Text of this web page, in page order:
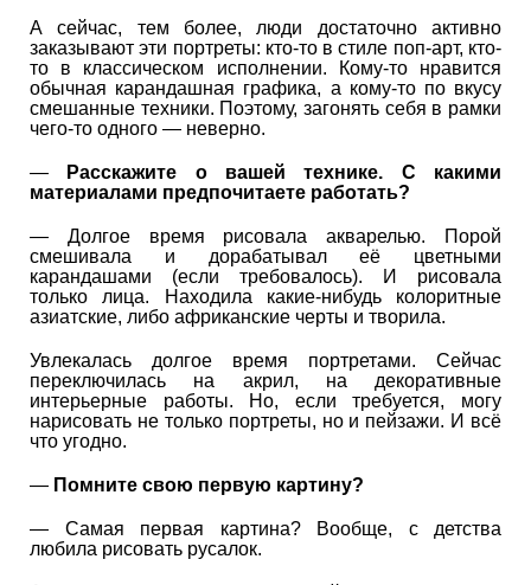
А сейчас, тем более, люди достаточно активно
заказывают эти портреты: кто-то в стиле поп-арт, кто-
то в классическом исполнении. Кому-то нравится
обычная карандашная графика, а кому-то по вкусу
смешанные техники. Поэтому, загонять себя в рамки
чего-то одного — неверно.
—
Расскажите о вашей технике. С какими
материалами предпочитаете работать?
— Долгое время рисовала акварелью. Порой
смешивала и дорабатывал её цветными
карандашами (если требовалось). И рисовала
только лица. Находила какие-нибудь колоритные
азиатские, либо африканские черты и творила.
Увлекалась долгое время портретами. Сейчас
переключилась на акрил, на декоративные
интерьерные работы. Но, если требуется, могу
нарисовать не только портреты, но и пейзажи. И всё
что угодно.
— Помните свою первую картину?
— Самая первая картина? Вообще, с детства
любила рисовать русалок.